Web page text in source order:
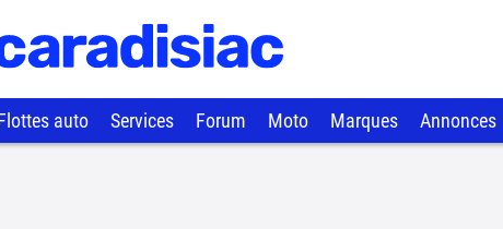
auto Services Forum Moto Marques Annonces